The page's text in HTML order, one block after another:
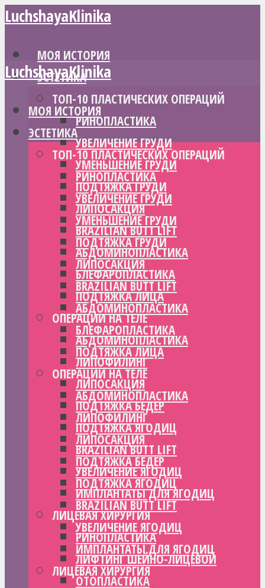
LuchshayaKlinika
МОЯ ИСТОРИЯ
ЭСТЕТИКА
ТОП-10 ПЛАСТИЧЕСКИХ ОПЕРАЦИЙ
РИНОПЛАСТИКА
УВЕЛИЧЕНИЕ ГРУДИ
УМЕНЬШЕНИЕ ГРУДИ
ПОДТЯЖКА ГРУДИ
ЛИПОСАКЦИЯ
BRAZILIAN BUTT LIFT
АБДОМИНОПЛАСТИКА
БЛЕФАРОПЛАСТИКА
ПОДТЯЖКА ЛИЦА
ОПЕРАЦИИ НА ТЕЛЕ
АБДОМИНОПЛАСТИКА
ЛИПОФИЛИНГ
ЛИПОСАКЦИЯ
ПОДТЯЖКА БЕДЕР
ПОДТЯЖКА ЯГОДИЦ
BRAZILIAN BUTT LIFT
УВЕЛИЧЕНИЕ ЯГОДИЦ
ИМПЛАНТАТЫ ДЛЯ ЯГОДИЦ
ЛИЦЕВАЯ ХИРУРГИЯ
РИНОПЛАСТИКА
ЛИФТИНГ ШЕЙНО-ЛИЦЕВОЙ
ОТОПЛАСТИКА
LuchshayaKlinika
МОЯ ИСТОРИЯ
ЭСТЕТИКА
ТОП-10 ПЛАСТИЧЕСКИХ ОПЕРАЦИЙ
РИНОПЛАСТИКА
УВЕЛИЧЕНИЕ ГРУДИ
УМЕНЬШЕНИЕ ГРУДИ
ПОДТЯЖКА ГРУДИ
ЛИПОСАКЦИЯ
BRAZILIAN BUTT LIFT
АБДОМИНОПЛАСТИКА
БЛЕФАРОПЛАСТИКА
ПОДТЯЖКА ЛИЦА
ОПЕРАЦИИ НА ТЕЛЕ
АБДОМИНОПЛАСТИКА
ЛИПОФИЛИНГ
ЛИПОСАКЦИЯ
ПОДТЯЖКА БЕДЕР
ПОДТЯЖКА ЯГОДИЦ
BRAZILIAN BUTT LIFT
УВЕЛИЧЕНИЕ ЯГОДИЦ
ИМПЛАНТАТЫ ДЛЯ ЯГОДИЦ
ЛИЦЕВАЯ ХИРУРГИЯ